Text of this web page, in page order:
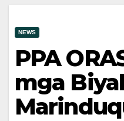
NEWS
PPA
mga